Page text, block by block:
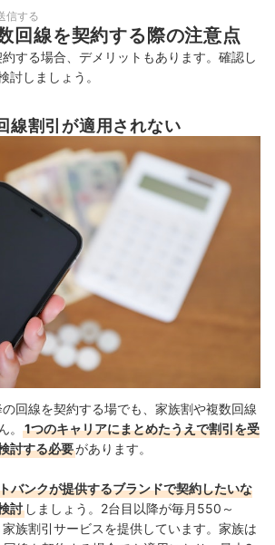
信する
回線を契約する際の注意点
する場合、デメリットもあります。確認し
討しましょう。
線割引が適用されない
回線を契約する場でも、家族割や複数回線
。
1つのキャリアにまとめたうえで割引を受
討する必要があります。
バンクが提供するブランドで契約したいな
討 しましょう。2台目以降が毎月550～
族割引サービスを提供しています。家族は